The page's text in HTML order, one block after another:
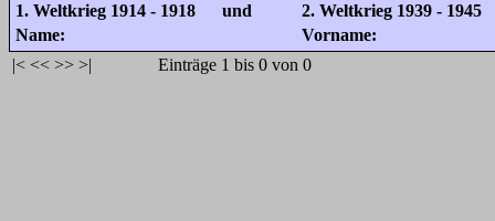
1. Weltkrieg 1914 - 1918 und
2. Weltkrieg 1939 - 1945
Name:
Vorname:
|< << >> >| Einträge 1 bis 0 von 0